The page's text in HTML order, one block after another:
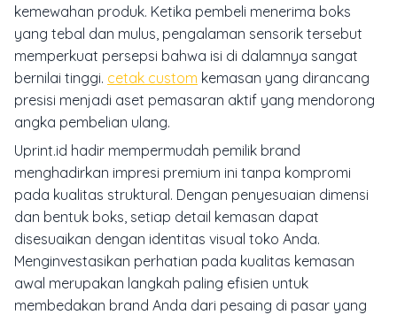
kemewahan produk. Ketika pembeli menerima boks
yang tebal dan mulus, pengalaman sensorik tersebut
memperkuat persepsi bahwa isi di dalamnya sangat
bernilai tinggi. cetak custom kemasan yang dirancang
presisi menjadi aset pemasaran aktif yang mendorong
angka pembelian ulang.
Uprint.id hadir mempermudah pemilik brand
menghadirkan impresi premium ini tanpa kompromi
pada kualitas struktural. Dengan penyesuaian dimensi
dan bentuk boks, setiap detail kemasan dapat
disesuaikan dengan identitas visual toko Anda.
Menginvestasikan perhatian pada kualitas kemasan
awal merupakan langkah paling efisien untuk
membedakan brand Anda dari pesaing di pasar yang